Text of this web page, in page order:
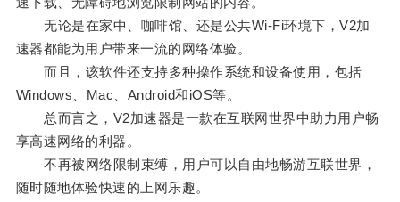
无论是在家中、咖啡馆、还是公共Wi-Fi环境下，V2加
速器都能为用户带来一流的网络体验。
而且，该软件还支持多种操作系统和设备使用，包括
Windows、Mac、Android和iOS等。
总而言之，V2加速器是一款在互联网世界中助力用户畅
享高速网络的利器。
不再被网络限制束缚，用户可以自由地畅游互联世界，
随时随地体验快速的上网乐趣。